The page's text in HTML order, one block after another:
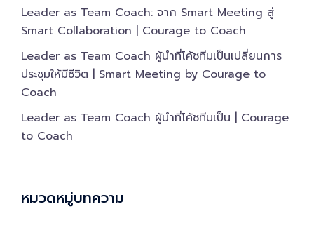
Leader as Team Coach: จาก Smart Meeting สู่
Smart Collaboration | Courage to Coach
Leader as Team Coach ผู้นำที่โค้ชทีมเป็นเปลี่ยนการ
ประชุมให้มีชีวิต | Smart Meeting by Courage to
Coach
Leader as Team Coach ผู้นำที่โค้ชทีมเป็น | Courage
to Coach
หมวดหมู่บทความ